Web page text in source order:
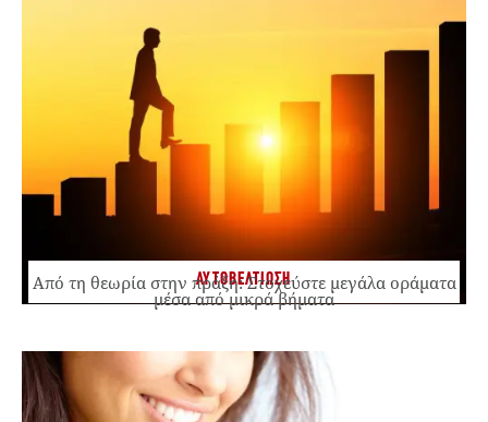
ΑΥΤΟΒΕΛΤΙΩΣΗ
Από τη θεωρία στην πράξη: Στοχεύστε μεγάλα οράματα
μέσα από μικρά βήματα